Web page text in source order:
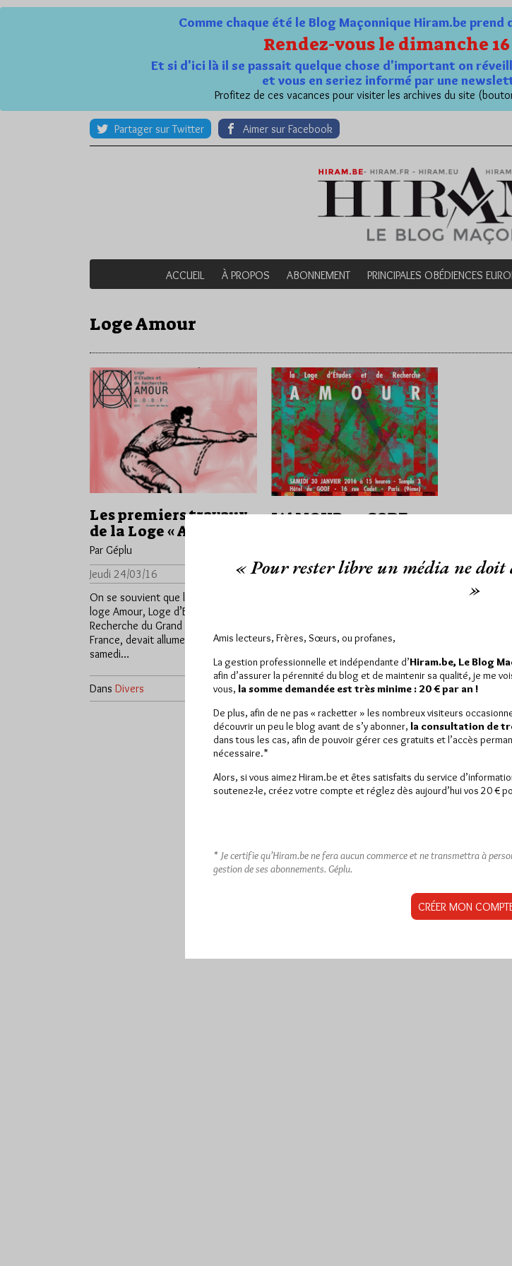
Comme chaque été le Blog Maçonnique Hiram.be
Rendez-vous le dimanche
Et si d'ici là il se passait quelque chose d'important on
et vous en seriez informé par une
Profitez de ces vacances pour visiter les archives du site
Partager sur Twitter Aimer sur Facebook
ACCUEIL À PROPOS ABONNEMENT PRINCIPALES OBÉDIENCES
Loge Amour
Les premiers travaux
de la Loge « AMOUR »
Par Géplu
Jeudi 24/03/16
Lu 1344 fois
On se souvient que la
loge Amour, Loge d’Etudes et de
Recherche du Grand Orient de
France, devait allumer ses feux le
samedi…
Dans Divers 1 commentaire
L’AMOUR au GODF
Mardi 26/01/16
Lu 2500 fois
DansLoges 1 commentaire
« Pour rester libre un média ne doit
»
Amis lecteurs, Frères, Sœurs, ou profanes,
La gestion professionnelle et indépendante d’Hiram.be, Le Blog
afin d’assurer la pérennité du blog et de maintenir sa qualité, je me
vous, la somme demandée est très minime : 20 € par an !
De plus, afin de ne pas « racketter » les nombreux visiteurs
découvrir un peu le blog avant de s’y abonner, la consultation de
dans tous les cas, afin de pouvoir gérer ces gratuits et l’accès
nécessaire.*
Alors, si vous aimez Hiram.be et êtes satisfaits du service
soutenez-le, créez votre compte et réglez dès aujourd’hui vos 20 €
* Je certifie qu’Hiram.be ne fera aucun commerce et ne transmettra à
gestion de ses abonnements. Géplu.
CRÉER MON